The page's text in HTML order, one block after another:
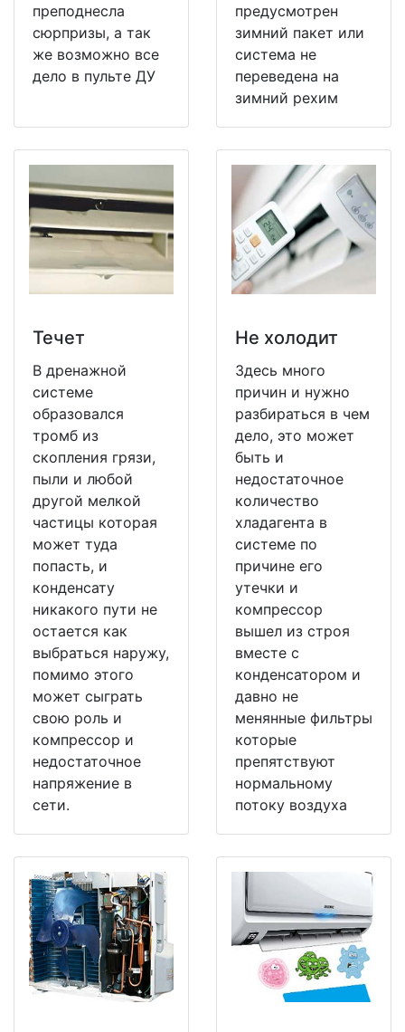
преподнесла
сюрпризы, а так
же возможно все
дело в пульте ДУ
предусмотрен
зимний пакет или
система не
переведена на
зимний рехим
Течет
В дренажной
системе
образовался
тромб из
скопления грязи,
пыли и любой
другой мелкой
частицы которая
может туда
попасть, и
конденсату
никакого пути не
остается как
выбраться наружу,
помимо этого
может сыграть
свою роль и
компрессор и
недостаточное
напряжение в
сети.
Не холодит
Здесь много
причин и нужно
разбираться в чем
дело, это может
быть и
недостаточное
количество
хладагента в
системе по
причине его
утечки и
компрессор
вышел из строя
вместе с
конденсатором и
давно не
менянные фильтры
которые
препятствуют
нормальному
потоку воздуха